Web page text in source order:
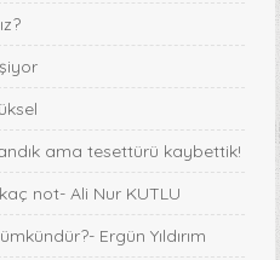
ama tesettürü kaybettik!
not- Ali Nur KUTLU
Ergün Yıldırım